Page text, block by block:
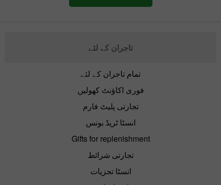
تاجران کے لئے
تمام تاجران کے لئے
فوری اکاؤنٹ کھولیں
تجارتی پلیٹ فارم
انسٹا ٹریڈ بونس
Gifts for replenishment
تجارتی شرائط
انسٹا تجزیات